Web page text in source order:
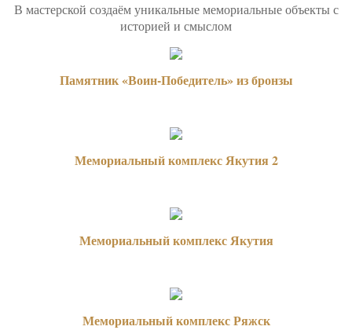
В мастерской создаём уникальные мемориальные объекты с
историей и смыслом
Памятник «Воин-Победитель» из бронзы
Мемориальный комплекс Якутия 2
Мемориальный комплекс Якутия
Мемориальный комплекс Ряжск